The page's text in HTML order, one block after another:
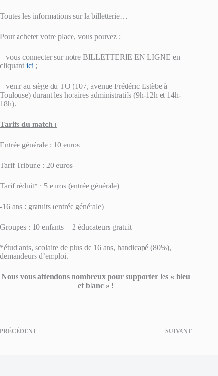
Toutes les informations sur la billetterie…
Pour acheter votre place, vous pouvez :
– vous connecter sur notre BILLETTERIE EN LIGNE en
cliquant ici ;
– venir au siège du TO (107, avenue Frédéric Estèbe à
Toulouse) durant les horaires administratifs (9h-12h et 14h-
18h).
Tarifs du match :
Entrée générale : 10 euros
Tarif Tribune : 20 euros
Tarif réduit* : 5 euros (entrée générale)
-16 ans : gratuits (entrée générale)
Groupes : 10 enfants + 2 éducateurs gratuit
*étudiants, scolaire de plus de 16 ans, handicapé (80%),
demandeurs d’emploi.
Nous vous attendons nombreux pour supporter les « bleu
et blanc » !
PRÉCÉDENT SUIVANT